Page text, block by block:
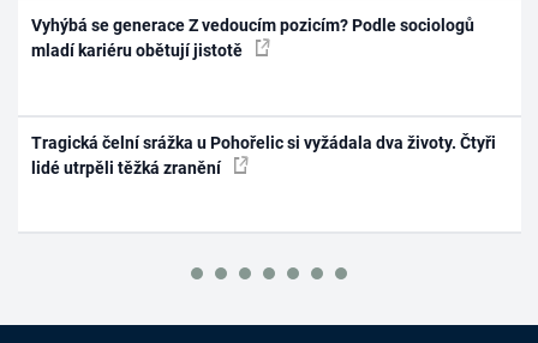
Vyhýbá se generace Z vedoucím pozicím? Podle sociologů
mladí kariéru obětují jistotě
Tragická čelní srážka u Pohořelic si vyžádala dva životy. Čtyři
lidé utrpěli těžká zranění